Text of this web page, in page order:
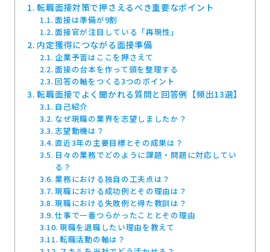
転職面接対策で押さえるべき重要なポイント
面接は準備が9割
面接官が注目している「再現性」
内定獲得につながる面接準備
企業予習はここを押さえて
面接の台本を作って頭を整理する
回答の軸をつくる3つのポイント
転職面接でよく聞かれる質問と回答例【頻出13選】
自己紹介
なぜ現職の業界を志望しましたか？
志望動機は？
直近3年の主要目標とその成果は？
日々の業務でどのように課題・問題に対応してい
る？
業務における独自の工夫点は？
現職における成功例とその理由は？
現職における失敗例と得た教訓は？
仕事で一番つらかったこととその理由
現職を退職したい理由を教えて
転職活動の軸は？